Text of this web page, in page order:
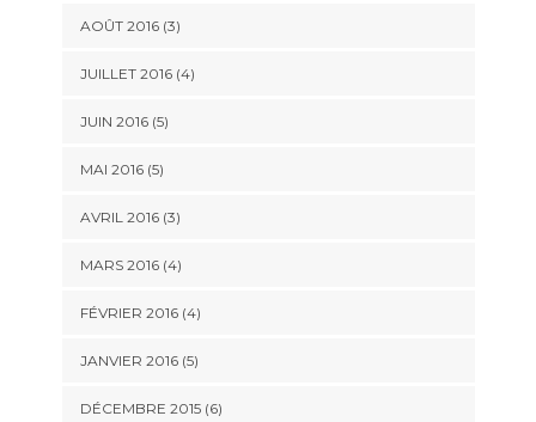
AOÛT 2016(3)
JUILLET 2016(4)
JUIN 2016(5)
MAI 2016(5)
AVRIL 2016(3)
MARS 2016(4)
FÉVRIER 2016(4)
JANVIER 2016(5)
DÉCEMBRE 2015(6)